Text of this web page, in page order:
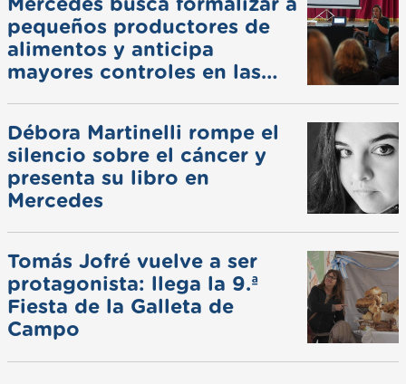
Mercedes busca formalizar a
pequeños productores de
alimentos y anticipa
mayores controles en las
Débora Martinelli rompe el
silencio sobre el cáncer y
presenta su libro en
Mercedes
Tomás Jofré vuelve a ser
protagonista: llega la 9.ª
Fiesta de la Galleta de
Campo